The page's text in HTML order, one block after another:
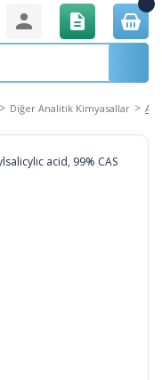
Diğer Analitik Kimyasallar